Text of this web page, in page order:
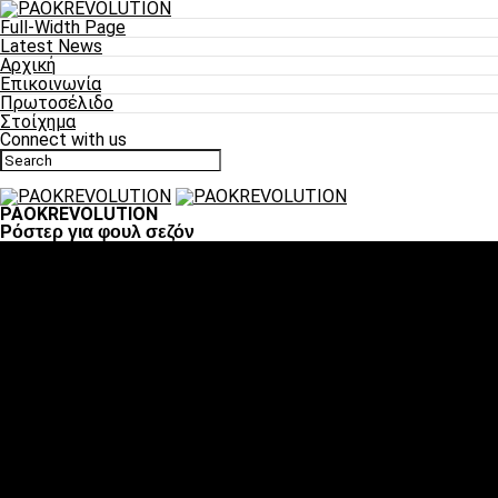
Full-Width Page
Latest News
Αρχική
Επικοινωνία
Πρωτοσέλιδο
Στοίχημα
Connect with us
PAOKREVOLUTION
Ρόστερ για φουλ σεζόν